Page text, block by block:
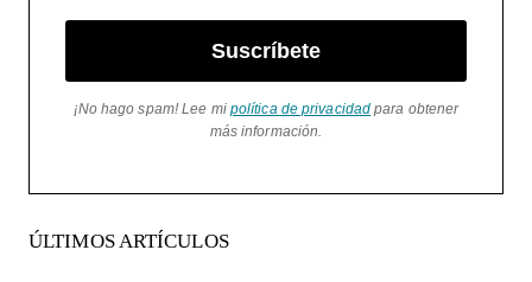
Suscríbete
¡No hago spam! Lee mi política de privacidad para obtener
más información.
ÚLTIMOS ARTÍCULOS